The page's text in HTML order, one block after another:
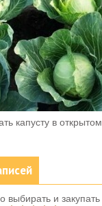
капусту в открытом
выбирать и закупать